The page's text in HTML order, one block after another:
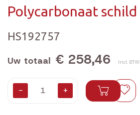
Polycarbonaat schild
HS192757
Uw totaal € 258,46 Incl. BTW
- +